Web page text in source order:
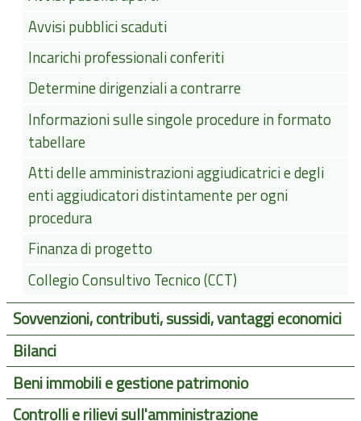
Avvisi pubblici scaduti
Incarichi professionali conferiti
Determine dirigenziali a contrarre
Informazioni sulle singole procedure in formato
tabellare
Atti delle amministrazioni aggiudicatrici e degli
enti aggiudicatori distintamente per ogni
procedura
Finanza di progetto
Collegio Consultivo Tecnico (CCT)
Sovvenzioni, contributi, sussidi, vantaggi economici
Bilanci
Beni immobili e gestione patrimonio
Controlli e rilievi sull'amministrazione